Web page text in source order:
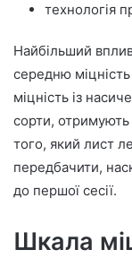
технологія
Найбільший
середню
міцність із
сорти, отримують
того, який лист
передбачити,
до першої сесії.
Шкала